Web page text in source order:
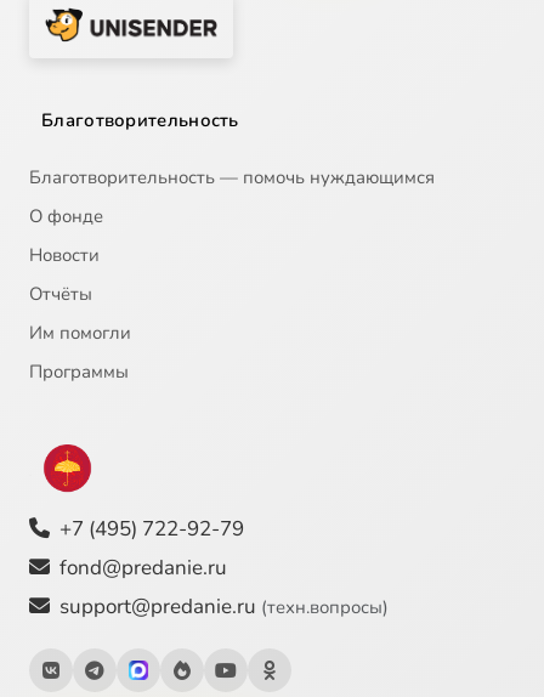
Благотворительность
Благотворительность — помочь нуждающимся
О фонде
Новости
Отчёты
Им помогли
Программы
+7 (495) 722-92-79
fond@predanie.ru
support@predanie.ru (техн.вопросы)